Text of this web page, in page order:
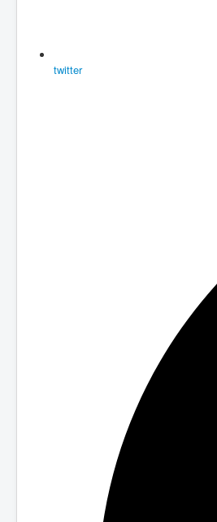
twitter